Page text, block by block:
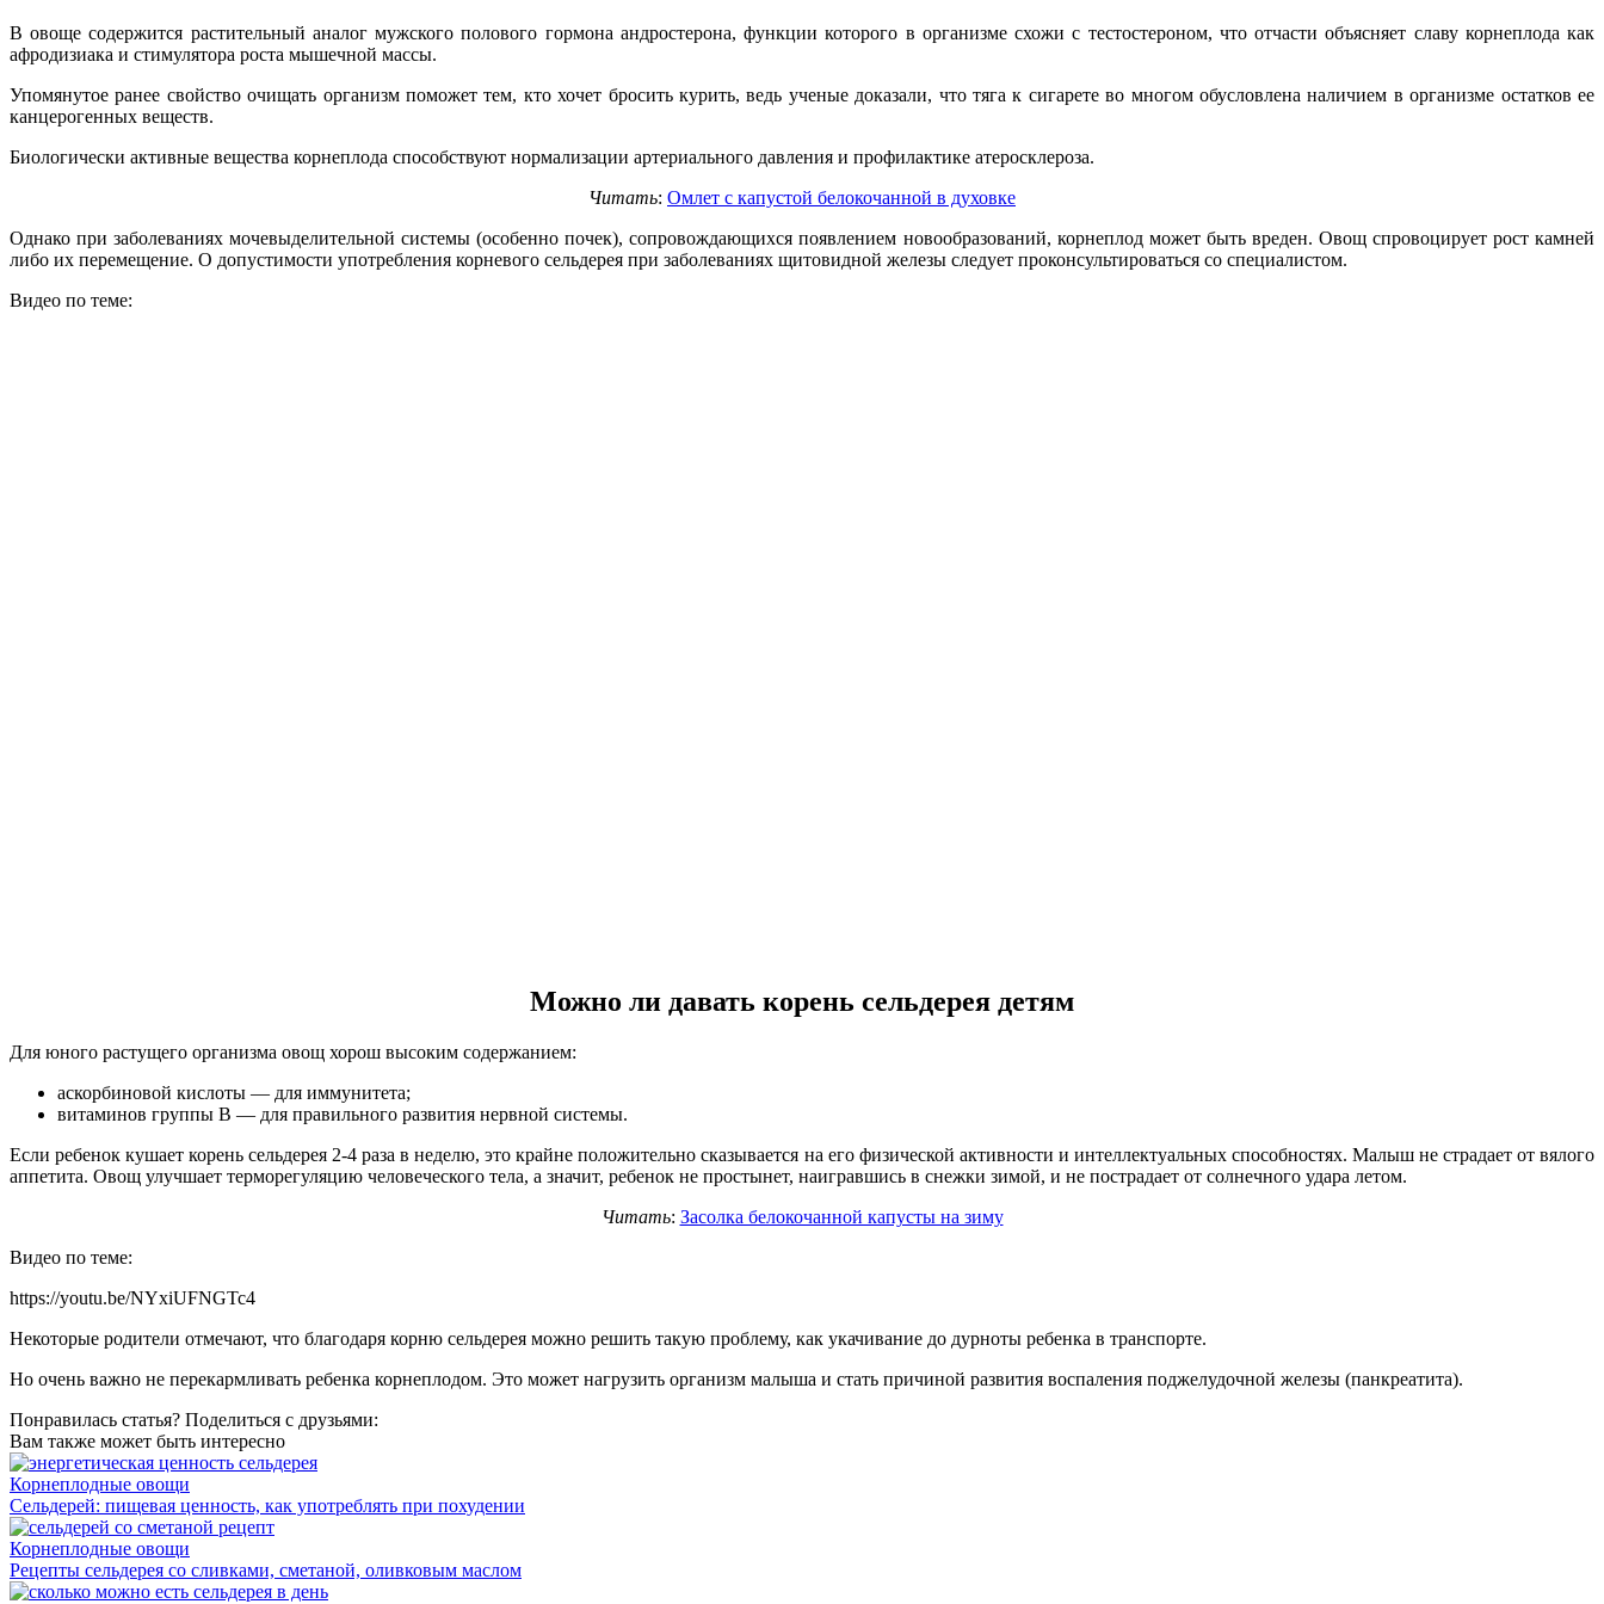
В овоще содержится растительный аналог мужского полового гормона андростерона, функции которого в организме схожи с тестостероном, что отчасти объясняет славу корнеплода как
афродизиака и стимулятора роста мышечной массы.
Упомянутое ранее свойство очищать организм поможет тем, кто хочет бросить курить, ведь ученые доказали, что тяга к сигарете во многом обусловлена наличием в организме остатков ее
канцерогенных веществ.
Биологически активные вещества корнеплода способствуют нормализации артериального давления и профилактике атеросклероза.
Читать: Омлет с капустой белокочанной в духовке
Однако при заболеваниях мочевыделительной системы (особенно почек), сопровождающихся появлением новообразований, корнеплод может быть вреден. Овощ спровоцирует рост камней
либо их перемещение. О допустимости употребления корневого сельдерея при заболеваниях щитовидной железы следует проконсультироваться со специалистом.
Видео по теме:
Можно ли давать корень сельдерея детям
Для юного растущего организма овощ хорош высоким содержанием:
аскорбиновой кислоты — для иммунитета;
витаминов группы В — для правильного развития нервной системы.
Если ребенок кушает корень сельдерея 2-4 раза в неделю, это крайне положительно сказывается на его физической активности и интеллектуальных способностях. Малыш не страдает от вялого
аппетита. Овощ улучшает терморегуляцию человеческого тела, а значит, ребенок не простынет, наигравшись в снежки зимой, и не пострадает от солнечного удара летом.
Читать: Засолка белокочанной капусты на зиму
Видео по теме:
https://youtu.be/NYxiUFNGTc4
Некоторые родители отмечают, что благодаря корню сельдерея можно решить такую проблему, как укачивание до дурноты ребенка в транспорте.
Но очень важно не перекармливать ребенка корнеплодом. Это может нагрузить организм малыша и стать причиной развития воспаления поджелудочной железы (панкреатита).
Понравилась статья? Поделиться с друзьями:
Вам также может быть интересно
Корнеплодные овощи
Сельдерей: пищевая ценность, как употреблять при похудении
Корнеплодные овощи
Рецепты сельдерея со сливками, сметаной, оливковым маслом